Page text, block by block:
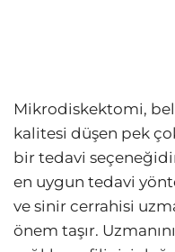
Mikrodiskektomi, bel
kalitesi düşen pek
bir tedavi
en uygun tedavi
ve sinir cerrahisi
önem taşır.